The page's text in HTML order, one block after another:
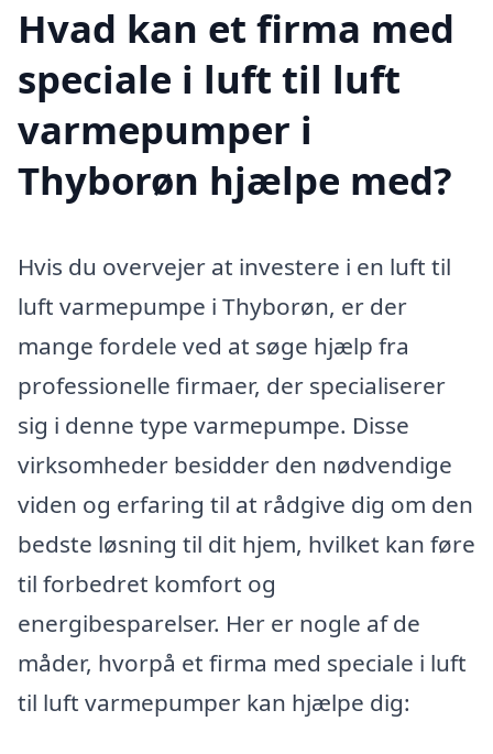
Hvad kan et firma med
speciale i luft til luft
varmepumper i
Thyborøn hjælpe med?
Hvis du overvejer at investere i en luft til
luft varmepumpe i Thyborøn, er der
mange fordele ved at søge hjælp fra
professionelle firmaer, der specialiserer
sig i denne type varmepumpe. Disse
virksomheder besidder den nødvendige
viden og erfaring til at rådgive dig om den
bedste løsning til dit hjem, hvilket kan føre
til forbedret komfort og
energibesparelser. Her er nogle af de
måder, hvorpå et firma med speciale i luft
til luft varmepumper kan hjælpe dig: